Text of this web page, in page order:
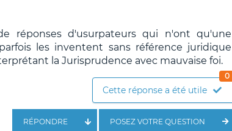
réponses d'usurpateurs qui n'ont qu'une
les inventent sans référence juridique
la Jurisprudence avec mauvaise foi.
Cette réponse a été utile
0
POSEZ VOTRE QUESTION
RÉPONDRE